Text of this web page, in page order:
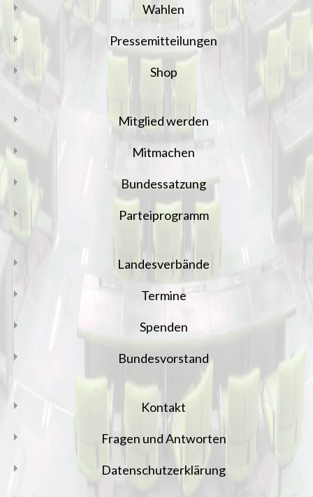
Wahlen
Pressemitteilungen
Shop
Mitglied werden
Mitmachen
Bundessatzung
Parteiprogramm
Landesverbände
Termine
Spenden
Bundesvorstand
Kontakt
Fragen und Antworten
Datenschutzerklärung